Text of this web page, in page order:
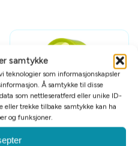
samtykke
teknologier som informasjonskapsler
Å samtykke til disse
som nettleseratferd eller unike ID-
eller trekke tilbake samtykke kan ha
og funksjoner.